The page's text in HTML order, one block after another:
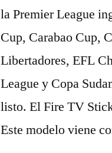
la Premier League
Cup, Carabao Cup,
Libertadores, EFL
League y Copa
listo. El Fire TV
Este modelo viene